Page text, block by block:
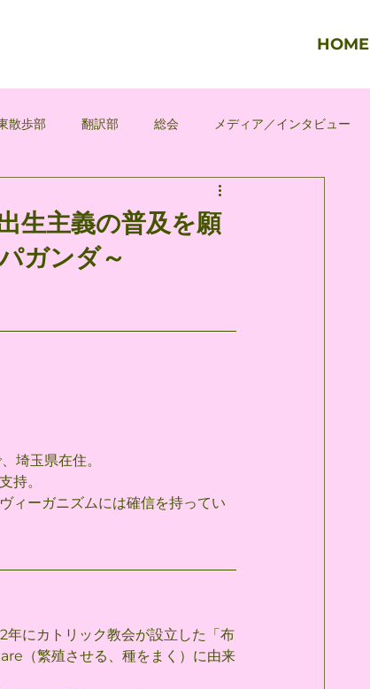
HOME
散歩部 翻訳部 総会 メディア／インタビュー
生主義の普及を願
ガンダ～
埼玉県在住。
持。
ィーガニズムには確信を持ってい
年にカトリック教会が設立した「布
（繁殖させる、種をまく）に由来